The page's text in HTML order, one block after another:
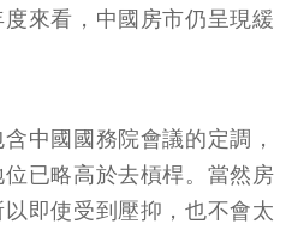
來看，中國房市仍呈現緩
中國國務院會議的定調，
已略高於去槓桿。當然房
即使受到壓抑，也不會太